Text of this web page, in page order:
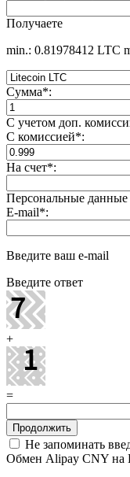
Получаете
min.: 0.81978412 LTC
Сумма*:
С учетом доп.
С комиссией*:
На счет*:
Персональные данные
E-mail*:
Введите ваш e-mail
Введите ответ
+
=
Не запоминать
Обмен Alipay CNY на